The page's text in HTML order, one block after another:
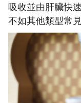
吸收並由肝臟快
不如其他類型常見